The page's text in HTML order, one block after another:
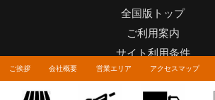
ご挨拶 会社概要 営業エリア アクセスマップ
全国版トップ
ご利用案内
サイト利用条件
プライバシーポリシー
関連リンク